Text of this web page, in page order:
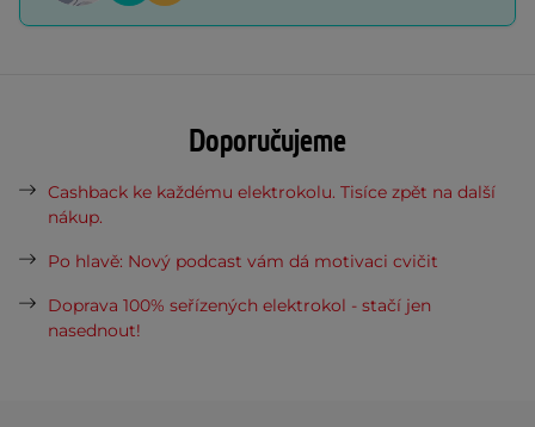
Doporučujeme
Cashback ke každému elektrokolu. Tisíce zpět na další
nákup.
Po hlavě: Nový podcast vám dá motivaci cvičit
Doprava 100% seřízených elektrokol - stačí jen
nasednout!